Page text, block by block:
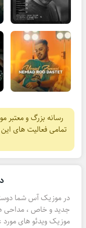
رسانه بزرگ و
تمامی فعالیت های
در موزیک آس شما
جدید و خاص ، مداحی
موزیک ویدئو های مورد